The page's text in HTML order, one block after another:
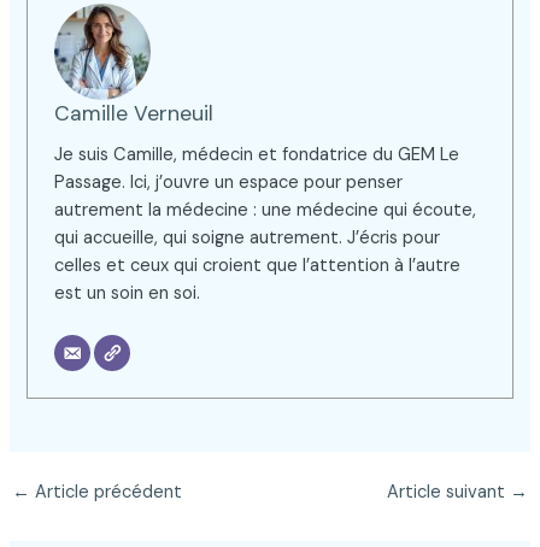
Camille Verneuil
Je suis Camille, médecin et fondatrice du GEM Le
Passage. Ici, j’ouvre un espace pour penser
autrement la médecine : une médecine qui écoute,
qui accueille, qui soigne autrement. J’écris pour
celles et ceux qui croient que l’attention à l’autre
est un soin en soi.
← Article précédent Article suivant →